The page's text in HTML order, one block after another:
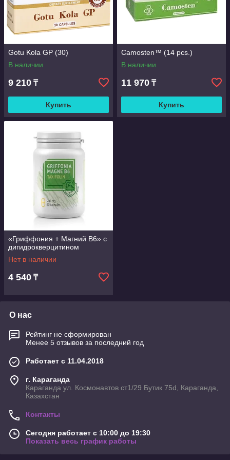
Gotu Kola GP (30)
В наличии
9 210 ₸
Купить
Camosten™ (14 pcs.)
В наличии
11 970 ₸
Купить
«Гриффония + Магний В6» с
дигидрокверцитином
Нет в наличии
4 540 ₸
О нас
Рейтинг не сформирован
Менее 5 отзывов за последний год
Работает с 11.04.2018
г. Караганда
Караганда ул. Космонавтов ст1/29 Бутик 75d, Караганда,
Казахстан
Контакты
Сегодня работает с 10:00 до 19:30
Показать весь график работы